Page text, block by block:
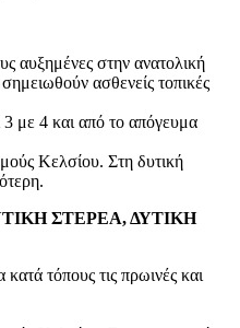
αυξημένες στην ανατολική
ασθενείς τοπικές
3 με 4 και από το απόγευμα
Κελσίου. Στη δυτική
ΣΤΕΡΕΑ, ΔΥΤΙΚΗ
τόπους τις πρωινές και